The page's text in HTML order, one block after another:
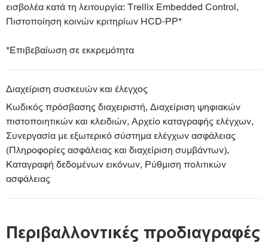
εισβολέα κατά τη λειτουργία: Trellix Embedded Control,
Πιστοποίηση κοινών κριτηρίων HCD-PP*
*Επιβεβαίωση σε εκκρεμότητα
Διαχείριση συσκευών και έλεγχος
Κωδικός πρόσβασης διαχειριστή, Διαχείριση ψηφιακών
πιστοποιητικών και κλειδιών, Αρχείο καταγραφής ελέγχων,
Συνεργασία με εξωτερικό σύστημα ελέγχων ασφάλειας
(Πληροφορίες ασφάλειας και διαχείριση συμβάντων),
Καταγραφή δεδομένων εικόνων, Ρύθμιση πολιτικών
ασφάλειας
Περιβαλλοντικές προδιαγραφές